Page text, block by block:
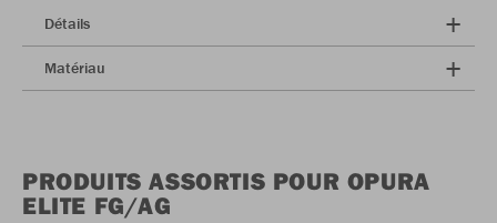
Détails
Matériau
PRODUITS ASSORTIS POUR OPURA
ELITE FG/AG